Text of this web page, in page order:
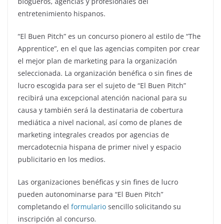
entretenimiento hispanos.
“El Buen Pitch” es un concurso pionero al estilo de “The
Apprentice”, en el que las agencias compiten por crear
el mejor plan de marketing para la organización
seleccionada. La organización benéfica o sin fines de
lucro escogida para ser el sujeto de “El Buen Pitch”
recibirá una excepcional atención nacional para su
causa y también será la destinataria de cobertura
mediática a nivel nacional, así como de planes de
marketing integrales creados por agencias de
mercadotecnia hispana de primer nivel y espacio
publicitario en los medios.
Las organizaciones benéficas y sin fines de lucro
pueden autonominarse para “El Buen Pitch”
completando el formulario sencillo solicitando su
inscripción al concurso.